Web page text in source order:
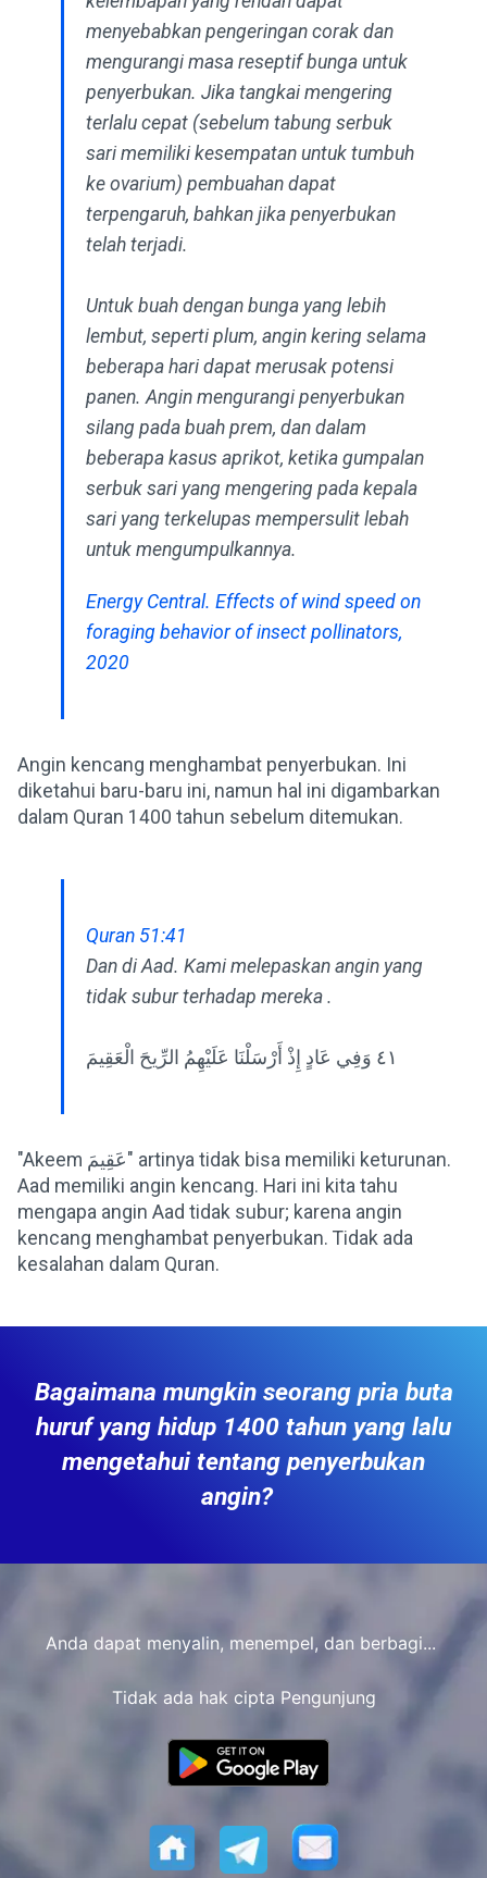
menyebabkan pengeringan corak dan
mengurangi masa reseptif bunga untuk
penyerbukan. Jika tangkai mengering
terlalu cepat (sebelum tabung serbuk
sari memiliki kesempatan untuk tumbuh
ke ovarium) pembuahan dapat
terpengaruh, bahkan jika penyerbukan
telah terjadi.
Untuk buah dengan bunga yang lebih
lembut, seperti plum, angin kering selama
beberapa hari dapat merusak potensi
panen. Angin mengurangi penyerbukan
silang pada buah prem, dan dalam
beberapa kasus aprikot, ketika gumpalan
serbuk sari yang mengering pada kepala
sari yang terkelupas mempersulit lebah
untuk mengumpulkannya.
Energy Central. Effects of wind speed on
foraging behavior of insect pollinators,
2020
Angin kencang menghambat penyerbukan. Ini
diketahui baru-baru ini, namun hal ini digambarkan
dalam Quran 1400 tahun sebelum ditemukan.
Quran 51:41
Dan di Aad. Kami melepaskan angin yang
tidak subur terhadap mereka .
٤١ وَفِي عَادٍ إِذْ أَرْسَلْنَا عَلَيْهِمُ الرِّيحَ الْعَقِيمَ
"Akeem عَقِيمَ" artinya tidak bisa memiliki keturunan.
Aad memiliki angin kencang. Hari ini kita tahu
mengapa angin Aad tidak subur; karena angin
kencang menghambat penyerbukan. Tidak ada
kesalahan dalam Quran.
Bagaimana mungkin seorang pria buta
huruf yang hidup 1400 tahun yang lalu
mengetahui tentang penyerbukan
angin?
Anda dapat menyalin, menempel, dan berbagi...
Tidak ada hak cipta Pengunjung